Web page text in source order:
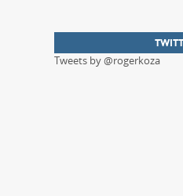
Tweets by @rogerkoza